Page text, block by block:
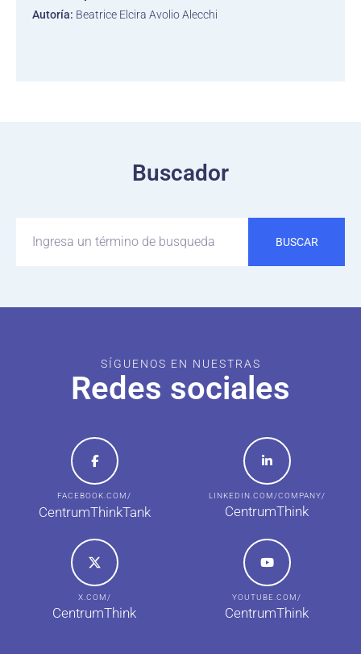
Autoría: Beatrice Elcira Avolio Alecchi
Buscador
BUSCAR
SÍGUENOS EN NUESTRAS
Redes sociales
FACEBOOK.COM/
CentrumThinkTank
LINKEDIN.COM/COMPANY/
CentrumThink
X.COM/
CentrumThink
YOUTUBE.COM/
CentrumThink